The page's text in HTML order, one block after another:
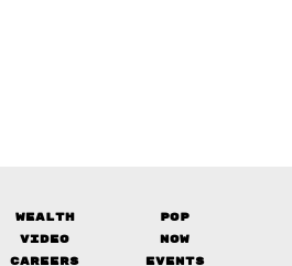
Wealth
Pop
Video
Now
Careers Events